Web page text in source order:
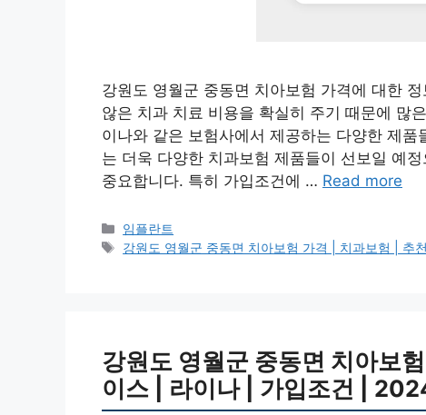
강원도 영월군 중동면 치아보험 가격에 대한
않은 치과 치료 비용을 확실히 주기 때문에 많
이나와 같은 보험사에서 제공하는 다양한 제
는 더욱 다양한 치과보험 제품들이 선보일 예
중요합니다. 특히 가입조건에 … Read more
카
테
임플란트
태
강원도 영월군 중동면 치아보험 가격 | 치과보험 |
강원도 영월군 중동면 치아보
이스 | 라이나 | 가입조건 |